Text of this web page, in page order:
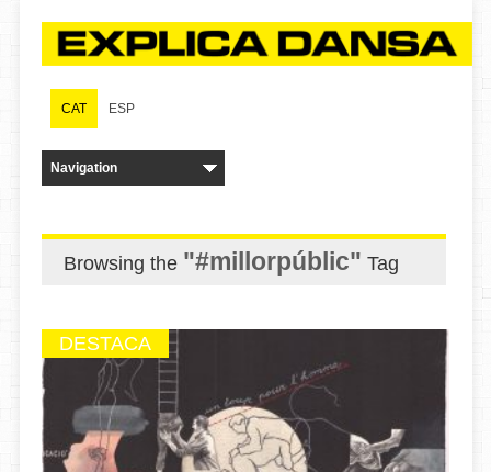
CAT ESP
Browsing the "#millorpúblic" Tag
DESTACA